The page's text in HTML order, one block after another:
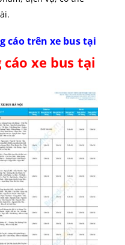
cáo trên xe bus tại
cáo xe bus tại